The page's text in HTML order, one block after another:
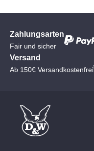
Zahlungsarten
Fair und sicher
Versand
Ab 150€ Versandkostenfrei